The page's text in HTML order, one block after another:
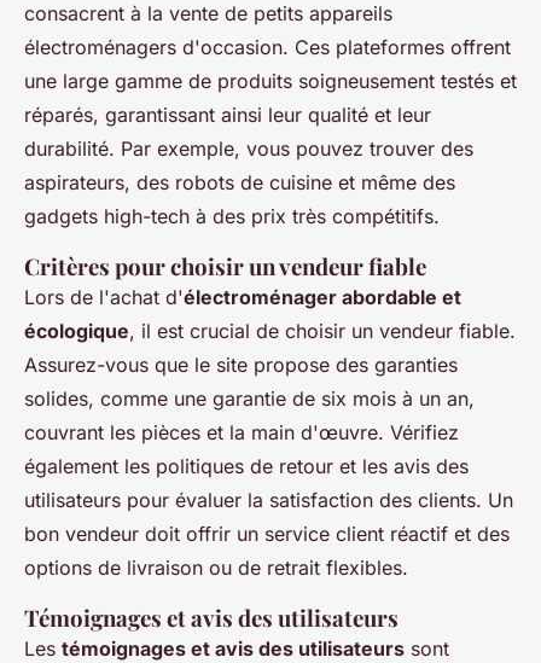
consacrent à la vente de petits appareils
électroménagers d'occasion. Ces plateformes offrent
une large gamme de produits soigneusement testés et
réparés, garantissant ainsi leur qualité et leur
durabilité. Par exemple, vous pouvez trouver des
aspirateurs, des robots de cuisine et même des
gadgets high-tech à des prix très compétitifs.
Critères pour choisir un vendeur fiable
Lors de l'achat d'électroménager abordable et
écologique, il est crucial de choisir un vendeur fiable.
Assurez-vous que le site propose des garanties
solides, comme une garantie de six mois à un an,
couvrant les pièces et la main d'œuvre. Vérifiez
également les politiques de retour et les avis des
utilisateurs pour évaluer la satisfaction des clients. Un
bon vendeur doit offrir un service client réactif et des
options de livraison ou de retrait flexibles.
Témoignages et avis des utilisateurs
Les témoignages et avis des utilisateurs sont